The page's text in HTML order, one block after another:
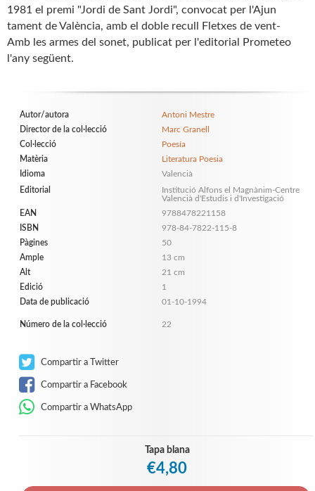
1981 el premi "Jordi de Sant Jordi", convocat per l'Ajun
tament de València, amb el doble recull Fletxes de vent-
Amb les armes del sonet, publicat per l'editorial Prometeo
l'any següent.
Autor/autora
Antoni Mestre
Director de la col·lecció
Marc Granell
Col·lecció
Poesía
Matèria
Literatura Poesia
Idioma
Valencià
Editorial
Institució Alfons el Magnànim-Centre
Valencià d'Estudis i d'Investigació
EAN
9788478221158
ISBN
978-84-7822-115-8
Pàgines
50
Ample
13 cm
Alt
21 cm
Edició
1
Data de publicació
01-10-1994
Número de la col·lecció 22
Compartir a Twitter
Compartir a Facebook
Compartir a WhatsApp
Tapa blana
€4,80